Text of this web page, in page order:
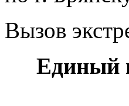
Вызов
Единый